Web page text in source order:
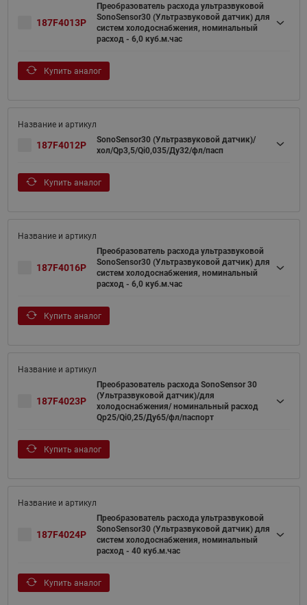
187F4013P
Преобразователь расхода ультразвуковой
SonoSensor30 (Ультразвуковой датчик) для
систем холодоснабжения, номинальный
расход - 6,0 куб.м.час
Купить аналог
187F4012P
SonoSensor30 (Ультразвуковой датчик)/
хол/Qp3,5/Qi0,035/Ду32/фл/пасп
Купить аналог
187F4016P
Преобразователь расхода ультразвуковой
SonoSensor30 (Ультразвуковой датчик) для
систем холодоснабжения, номинальный
расход - 6,0 куб.м.час
Купить аналог
187F4023P
Преобразователь расхода SonoSensor 30
(Ультразвуковой датчик)/для
холодоснабжения/ номинальный расход
Qp25/Qi0,25/Ду65/фл/паспорт
Купить аналог
187F4024P
Преобразователь расхода ультразвуковой
SonoSensor30 (Ультразвуковой датчик) для
систем холодоснабжения, номинальный
расход - 40 куб.м.час
Купить аналог